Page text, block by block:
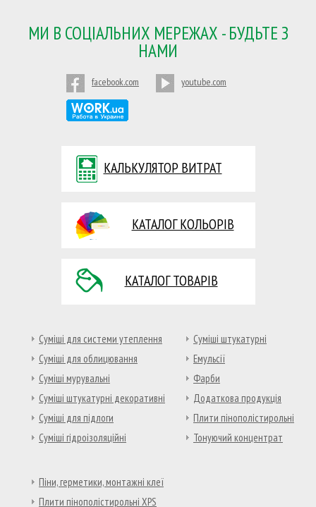
МИ В СОЦІАЛЬНИХ МЕРЕЖАХ - БУДЬТЕ З
НАМИ
facebook.com youtube.com
КАЛЬКУЛЯТОР ВИТРАТ
КАТАЛОГ КОЛЬОРІВ
КАТАЛОГ ТОВАРІВ
Суміші для системи утеплення
Суміші для облицювання
Суміші мурувальні
Суміші штукатурні декоративні
Суміші для підлоги
Суміші гідроізоляційні
Суміші штукатурні
Емульсії
Фарби
Додаткова продукція
Плити пінополістирольні
Тонуючий концентрат
Піни, герметики, монтажні клеї
Плити пінополістирольні XPS